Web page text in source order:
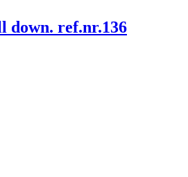
down. ref.nr.136